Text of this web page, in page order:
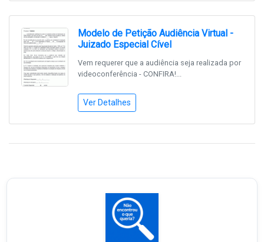
Modelo de Petição Audiência Virtual -
Juizado Especial Cível
Vem requerer que a audiência seja realizada por
videoconferência - CONFIRA!...
Ver Detalhes